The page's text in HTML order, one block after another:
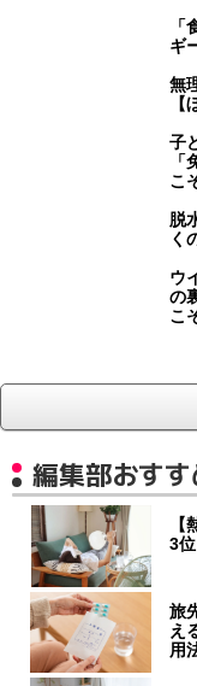
ギ
無
子
こ
脱
く
ウ
の
こ
編集部おす
3
旅
え
用